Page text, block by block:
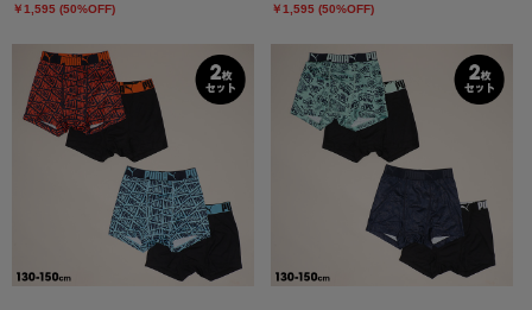
￥1,595 (50%OFF)
￥1,595 (50%OFF)